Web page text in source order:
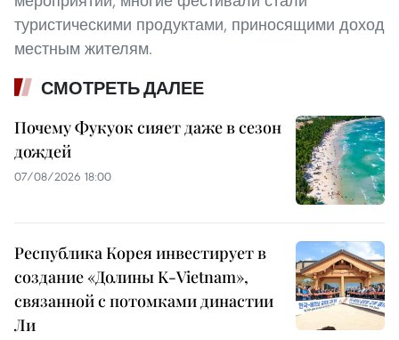
туристическими продуктами, приносящими доход
местным жителям.
СМОТРЕТЬ ДАЛЕЕ
Почему Фукуок сияет даже в сезон
дождей
07/08/2026 18:00
Республика Корея инвестирует в
создание «Долины K-Vietnam»,
связанной с потомками династии
Ли